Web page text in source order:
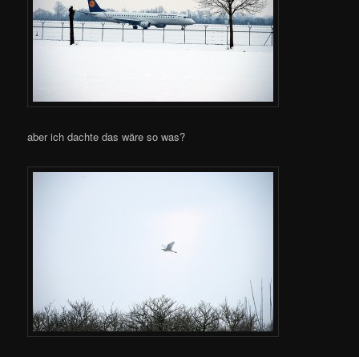
aber ich dachte das wäre so was?